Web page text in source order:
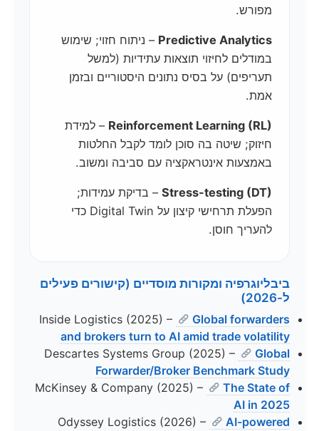
מפורש.
Predictive Analytics – ניתוח חזוי; שימוש
במודלים לחיזוי תוצאות עתידיות (למשל
תעריפים) על בסיס נתונים היסטוריים ובזמן
אמת.
Reinforcement Learning (RL) – למידת
חיזוק; שיטה בה סוכן לומד לקבל החלטות
באמצעות אינטראקציה עם סביבה ומשוב.
Stress-testing (DT)– בדיקת עמידות;
הפעלת תרחישי קיצון על Digital Twin כדי
להעריך חוסן.
ביבליוגרפיה ומקורות מוסדיים (קישורים פעילים
ל-2026)
Inside Logistics (2025) –
Global forwarders
and brokers turn to AI amid trade volatility
Descartes Systems Group (2025) –
Global
Forwarder/Broker Benchmark Study
McKinsey & Company (2025) –
The State of
AI in 2025
Odyssey Logistics (2026) –
AI-powered